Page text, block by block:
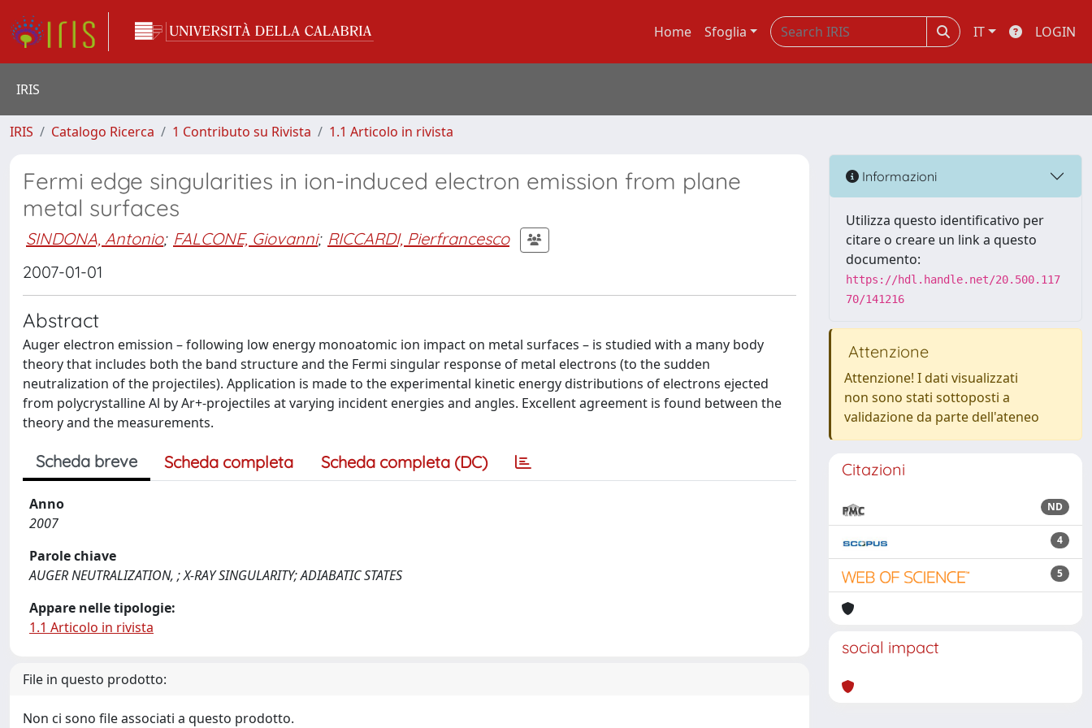
Home Sfoglia IT LOGIN
IRIS
IRIS Catalogo Ricerca 1 Contributo su Rivista 1.1 Articolo in rivista
Fermi edge singularities in ion-induced electron emission from plane
metal surfaces
SINDONA, Antonio; FALCONE, Giovanni; RICCARDI, Pierfrancesco
2007-01-01
Abstract
Auger electron emission – following low energy monoatomic ion impact on metal surfaces – is studied with a many body
theory that includes both the band structure and the Fermi singular response of metal electrons (to the sudden
neutralization of the projectiles). Application is made to the experimental kinetic energy distributions of electrons ejected
from polycrystalline Al by Ar+-projectiles at varying incident energies and angles. Excellent agreement is found between the
theory and the measurements.
Scheda breve Scheda completa Scheda completa (DC)
Anno
2007
Parole chiave
AUGER NEUTRALIZATION, ; X-RAY SINGULARITY; ADIABATIC STATES
Appare nelle tipologie:
1.1 Articolo in rivista
File in questo prodotto:
Non ci sono file associati a questo prodotto.
Informazioni
Utilizza questo identificativo per
citare o creare un link a questo
documento:
https://hdl.handle.net/20.500.117
70/141216
Attenzione
Attenzione! I dati visualizzati
non sono stati sottoposti a
validazione da parte dell'ateneo
Citazioni
ND
4
5
social impact